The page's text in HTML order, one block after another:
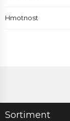
Hmotnost
Sortiment